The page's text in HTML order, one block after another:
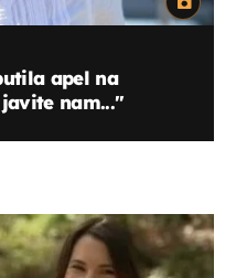
apel na
nam...''